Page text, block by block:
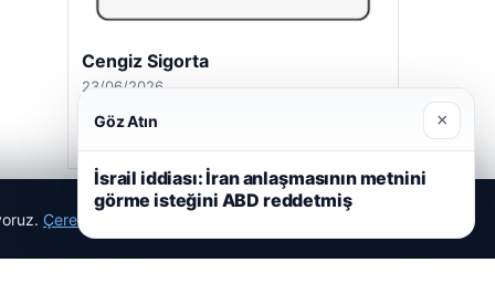
Cengiz Sigorta
23/06/2026
Çerez Politikamız
Göz Atın ×
İsrail iddiası: İran anlaşmasının metnini
görme isteğini ABD reddetmiş